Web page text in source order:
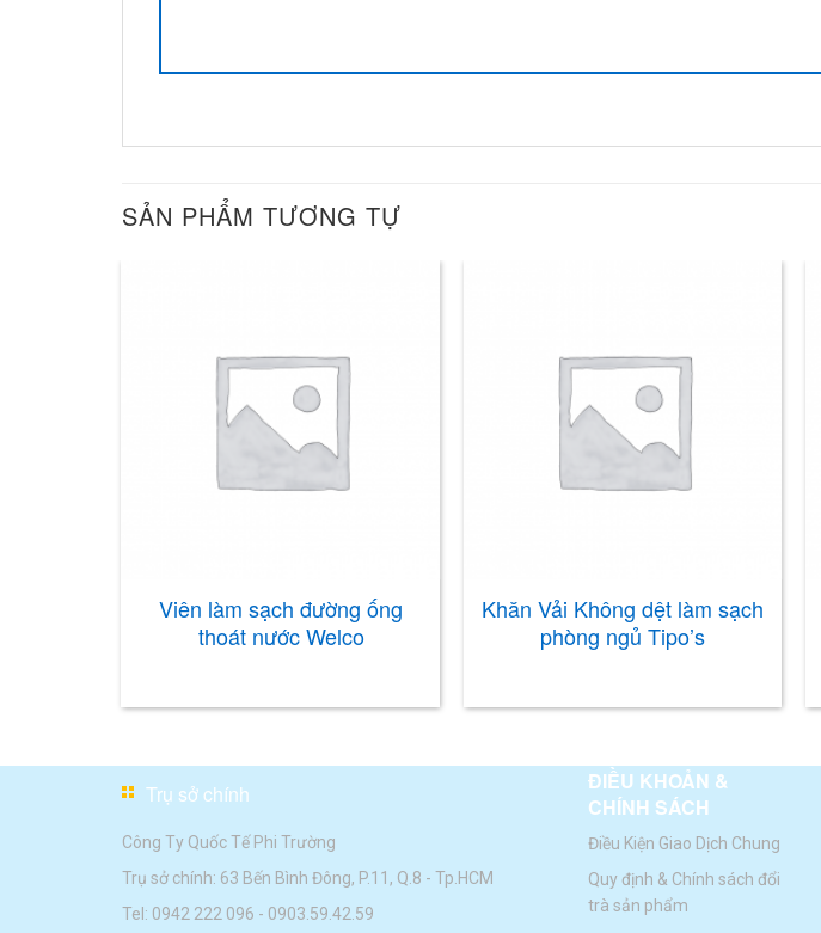
SẢN PHẨM TƯƠNG TỰ
Viên làm sạch đường ống
thoát nước Welco
Khăn Vải Không dệt làm sạch
phòng ngủ Tipo’s
Trụ sở chính
Công Ty Quốc Tế Phi Trường
Trụ sở chính: 63 Bến Bình Đông, P.11, Q.8 - Tp.HCM
Tel: 0942 222 096 - 0903.59.42.59
ĐIỀU KHOẢN &
CHÍNH SÁCH
Điều Kiện Giao Dịch Chung
Quy định & Chính sách đổi
trà sản phẩm